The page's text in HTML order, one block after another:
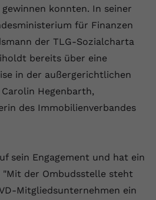
konnten. In seiner
für Finanzen
der TLG-Sozialcharta
bereits über eine
in der außergerichtlichen
Hegenbarth,
des Immobilienverbandes
sein Engagement und hat ein
"Mit der Ombudsstelle steht
Mitgliedsunternehmen ein
Cookie wird verwendet, um die
von
setzt dieses Cookie über